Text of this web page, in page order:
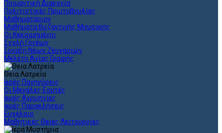
Ποιμαντική Διακονία
Πολιτιστικές Πρωτοβουλίες
Μαθηματάριον
Μαθήματα Βυζαντινής Μουσικής
Οι Κεκοιμημένοι
Σχολή Γονέων
Σύναξη Νέων Ζευγαριών
Μελέτη Αγίας Γραφής
Θεια Λατρεία
Ιερές Πανηγύρεις
Οι Μεγάλες Εορτές
Ιερές Αγρυπνίες
Ιερές Παρακλήσεις
Ευχέλαιο
Μαθητικές Θείες Λειτουργίες